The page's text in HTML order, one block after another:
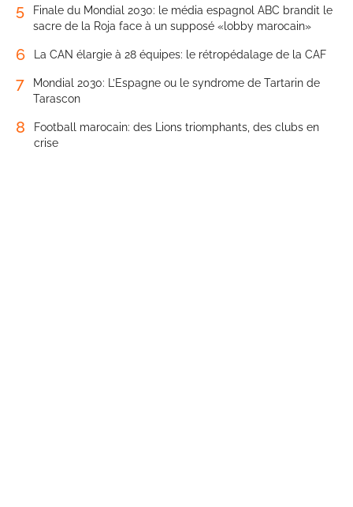
5
Finale du Mondial 2030: le média espagnol ABC brandit le
sacre de la Roja face à un supposé «lobby marocain»
6 La CAN élargie à 28 équipes: le rétropédalage de la CAF
7
Mondial 2030: L’Espagne ou le syndrome de Tartarin de
Tarascon
8
Football marocain: des Lions triomphants, des clubs en
crise